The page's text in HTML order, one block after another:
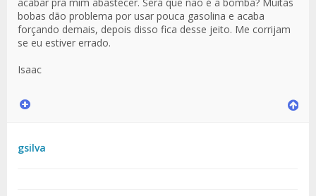
bobas dão problema por usar pouca gasolina e acaba
forçando demais, depois disso fica desse jeito. Me corrijam
se eu estiver errado.
Isaac
gsilva